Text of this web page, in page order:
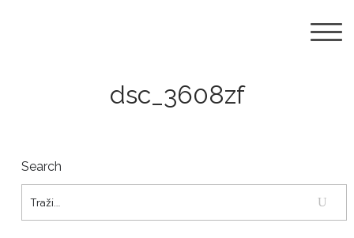
dsc_3608zf
Search